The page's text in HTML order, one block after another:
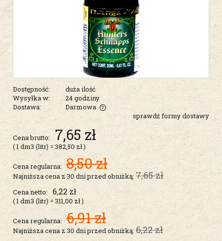
Dostępność:
duża ilość
Wysyłka w:
24 godziny
Dostawa:
Darmowa
Cena nie zawiera ewentualnych kosztów płatności
sprawdź formy dostawy
Cena brutto: 7,65 zł
( 1dm3 (litr) = 382,50 zł)
Cena regularna: 8,50 zł
Najniższa cena z 30 dni przed obniżką: 7,65 zł
Cena netto: 6,22 zł
( 1dm3 (litr) = 311,00 zł)
Cena regularna: 6,91 zł
Najniższa cena z 30 dni przed obniżką: 6,22 zł